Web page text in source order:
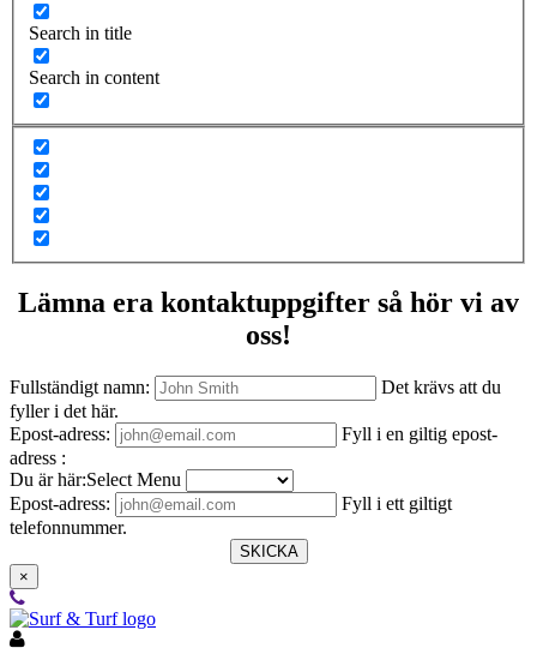
Search in title
Search in content
Lämna era kontaktuppgifter så hör vi av
oss!
Fullständigt namn:
Det krävs att du
fyller i det här.
Epost-adress:
Fyll i en giltig epost-
adress :
Du är här:Select Menu
Epost-adress:
Fyll i ett giltigt
telefonnummer.
SKICKA
×